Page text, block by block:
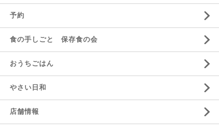
予約
食の手しごと 保存食の会
おうちごはん
やさい日和
店舗情報